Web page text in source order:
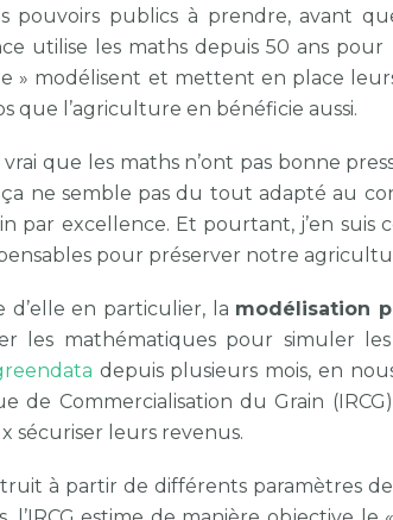
pouvoirs publics à prendre, avant
utilise les maths depuis 50 ans pour
» modélisent et mettent en place
que l’agriculture en bénéficie aussi.
vrai que les maths n’ont pas bonne
ne semble pas du tout adapté au
par excellence. Et pourtant, j’en suis
pour préserver notre
d’elle en particulier, la modélisation
les mathématiques pour simuler
depuis plusieurs mois, en
de Commercialisation du Grain
sécuriser leurs revenus.
à partir de différents paramètres